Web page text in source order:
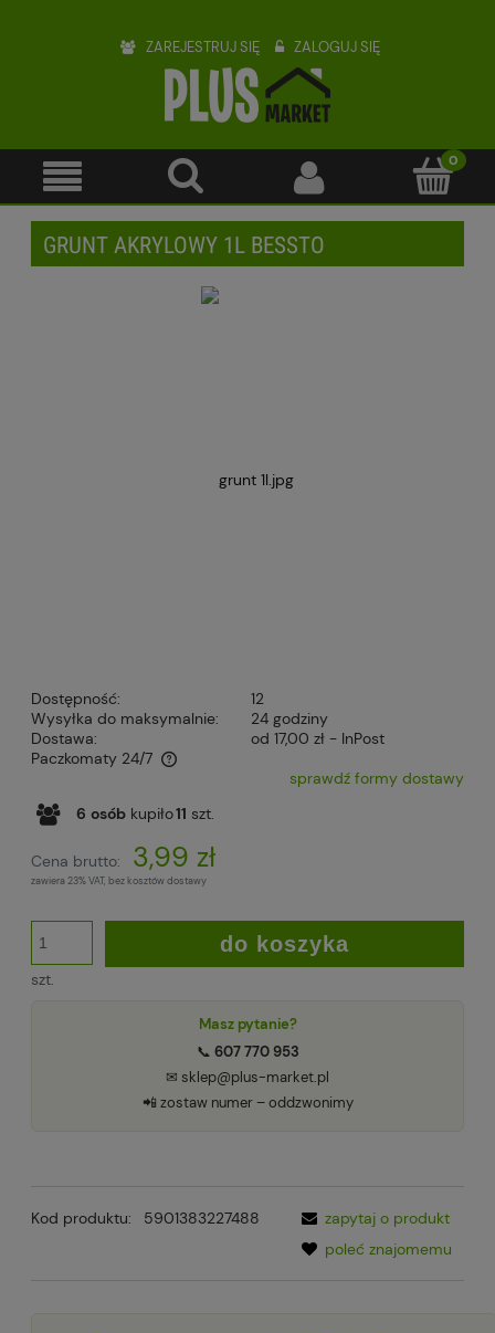
ZAREJESTRUJ SIĘ ZALOGUJ SIĘ
GRUNT AKRYLOWY 1L BESSTO
Dostępność:
12
Wysyłka do maksymalnie:
24 godziny
Dostawa:
od 17,00 zł - InPost
Paczkomaty 24/7
Cena nie zawiera ewentualnych kosztów płatnościsprawdź formy dostawy
6 osób kupiło11 szt.
Cena brutto: 3,99 zł
zawiera 23% VAT, bez kosztów dostawy
szt.
do koszyka
Masz pytanie?
📞 607 770 953
✉ sklep@plus-market.pl
📲 zostaw numer – oddzwonimy
Kod produktu: 5901383227488
zapytaj o produkt
poleć znajomemu